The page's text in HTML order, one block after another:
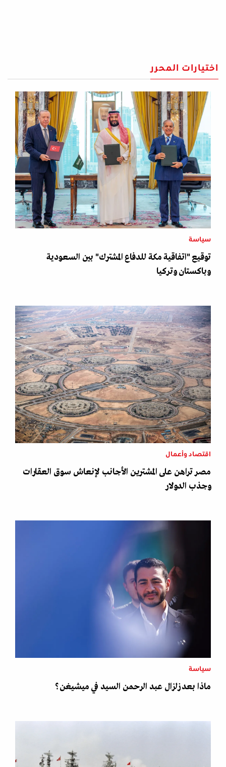
اختيارات المحرر
سياسة
توقيع "اتفاقية مكة للدفاع المشترك" بين السعودية
وباكستان وتركيا
اقتصاد وأعمال
مصر تراهن على المشترين الأجانب لإنعاش سوق العقارات
وجذب الدولار
سياسة
ماذا بعد زلزال عبد الرحمن السيد في ميشيغن؟